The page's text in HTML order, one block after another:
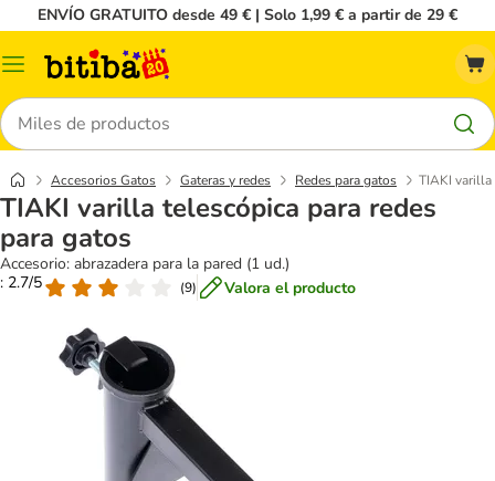
ENVÍO GRATUITO desde 49 € | Solo 1,99 € a partir de 29 €
Menú
Buscar
Accesorios Gatos Gateras y redes Redes para gatos TIAKI varilla
TIAKI varilla telescópica para redes
para gatos
Accesorio: abrazadera para la pared (1 ud.)
: 2.7/5
(9) Valora el producto